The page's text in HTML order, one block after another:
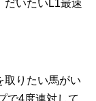
だいたいL1最速
りたい馬がい
で4度連対して